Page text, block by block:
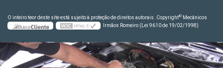
O inteiro teor deste site está sujeito à proteção de direitos autorais. Copyright© Mecânicos
Irmãos Romeiro (Lei 9610 de 19/02/1998)